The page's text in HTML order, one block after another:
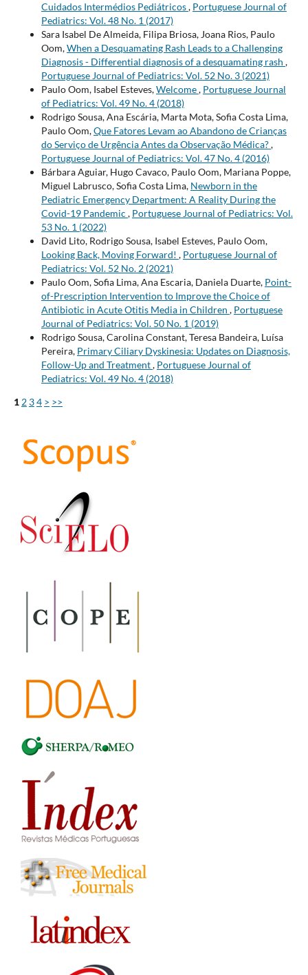
Cuidados Intermédios Pediátricos, Portuguese Journal of
Pediatrics: Vol. 48 No. 1 (2017)
Sara Isabel De Almeida, Filipa Briosa, Joana Rios, Paulo
Oom,When a Desquamating Rash Leads to a Challenging
Diagnosis - Differential diagnosis of a desquamating rash ,
Portuguese Journal of Pediatrics: Vol. 52 No. 3 (2021)
Paulo Oom, Isabel Esteves,Welcome, Portuguese Journal
of Pediatrics: Vol. 49 No. 4 (2018)
Rodrigo Sousa, Ana Escária, Marta Mota, Sofia Costa Lima,
Paulo Oom,Que Fatores Levam ao Abandono de Crianças
do Serviço de Urgência Antes da Observação Médica?,
Portuguese Journal of Pediatrics: Vol. 47 No. 4 (2016)
Bárbara Aguiar, Hugo Cavaco, Paulo Oom, Mariana Poppe,
Miguel Labrusco, Sofia Costa Lima, Newborn in the
Pediatric Emergency Department: A Reality During the
Covid-19 Pandemic , Portuguese Journal of Pediatrics: Vol.
53 No. 1 (2022)
David Lito, Rodrigo Sousa, Isabel Esteves, Paulo Oom,
Looking Back, Moving Forward! , Portuguese Journal of
Pediatrics: Vol. 52 No. 2 (2021)
Paulo Oom, Sofia Lima, Ana Escaria, Daniela Duarte, Point-
of-Prescription Intervention to Improve the Choice of
Antibiotic in Acute Otitis Media in Children , Portuguese
Journal of Pediatrics: Vol. 50 No. 1 (2019)
Rodrigo Sousa, Carolina Constant, Teresa Bandeira, Luísa
Pereira, Primary Ciliary Dyskinesia: Updates on Diagnosis,
Follow-Up and Treatment, Portuguese Journal of
Pediatrics: Vol. 49 No. 4 (2018)
1 2 34 > >>